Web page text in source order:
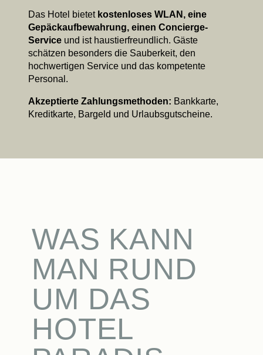
Das Hotel bietet kostenloses WLAN, eine
Gepäckaufbewahrung, einen Concierge-
Service und ist haustierfreundlich. Gäste
schätzen besonders die Sauberkeit, den
hochwertigen Service und das kompetente
Personal.
Akzeptierte Zahlungsmethoden: Bankkarte,
Kreditkarte, Bargeld und Urlaubsgutscheine.
WAS KANN
MAN RUND
UM DAS
HOTEL